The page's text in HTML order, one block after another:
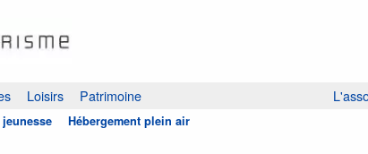
Loisirs Patrimoine
Hébergement plein air